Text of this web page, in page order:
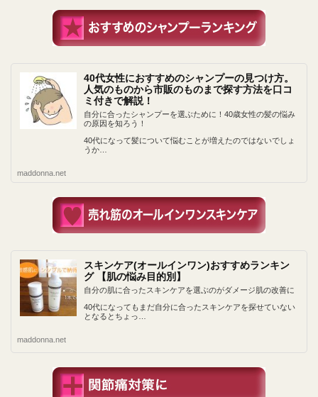
40代女性におすすめのシャンプーの見つけ方。
人気のものから市販のものまで探す方法を口コ
ミ付きで解説！
自分に合ったシャンプーを選ぶために！40歳女性の髪の悩み
の原因を知ろう！
40代になって髪について悩むことが増えたのではないでしょ
うか…
maddonna.net
スキンケア(オールインワン)おすすめランキン
グ 【肌の悩み目的別】
自分の肌に合ったスキンケアを選ぶのがダメージ肌の改善に
40代になってもまだ自分に合ったスキンケアを探せていない
となるとちょっ…
maddonna.net